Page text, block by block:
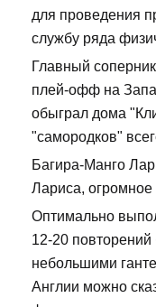
для проведения
службу ряда
Главный
плей-офф на
обыграл дома
"самородков"
Багира-Манго
Лариса, огромное
Оптимально
12-20 повторений
небольшими
Англии можно